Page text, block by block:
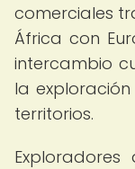
comerciales
África con
intercambio
la
territorios.